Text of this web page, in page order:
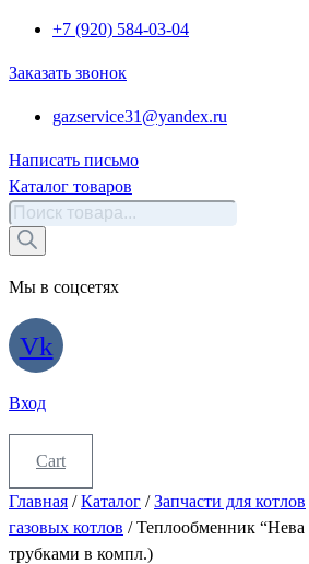
+7 (920) 584-03-04
Заказать звонок
gazservice31@yandex.ru
Написать письмо
Каталог товаров
Поиск
товаров
Мы в соцсетях
Vk
Вход
Cart
Главная /Каталог /Запчасти для котлов
газовых котлов / Теплообменник
трубками в компл.)